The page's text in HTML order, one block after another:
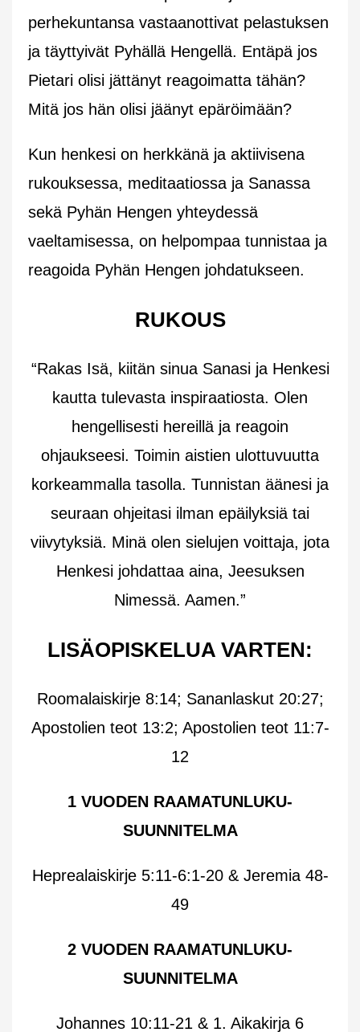
perhekuntansa vastaanottivat pelastuksen
ja täyttyivät Pyhällä Hengellä. Entäpä jos
Pietari olisi jättänyt reagoimatta tähän?
Mitä jos hän olisi jäänyt epäröimään?
Kun henkesi on herkkänä ja aktiivisena
rukouksessa, meditaatiossa ja Sanassa
sekä Pyhän Hengen yhteydessä
vaeltamisessa, on helpompaa tunnistaa ja
reagoida Pyhän Hengen johdatukseen.
RUKOUS
“Rakas Isä, kiitän sinua Sanasi ja Henkesi
kautta tulevasta inspiraatiosta. Olen
hengellisesti hereillä ja reagoin
ohjaukseesi. Toimin aistien ulottuvuutta
korkeammalla tasolla. Tunnistan äänesi ja
seuraan ohjeitasi ilman epäilyksiä tai
viivytyksiä. Minä olen sielujen voittaja, jota
Henkesi johdattaa aina, Jeesuksen
Nimessä. Aamen.”
LISÄOPISKELUA VARTEN:
Roomalaiskirje 8:14; Sananlaskut 20:27;
Apostolien teot 13:2; Apostolien teot 11:7-
12
1 VUODEN RAAMATUNLUKU-
SUUNNITELMA
Heprealaiskirje 5:11-6:1-20 & Jeremia 48-
49
2 VUODEN RAAMATUNLUKU-
SUUNNITELMA
Johannes 10:11-21 & 1. Aikakirja 6